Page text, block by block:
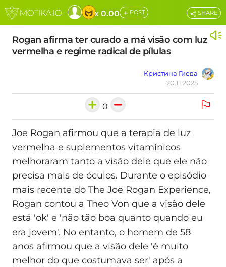
x 0.00 + POST
Rogan afirma ter curado a má visão com luz
vermelha e regime radical de pílulas
Кристина Гиева
20.11.2025
SHARE
0
Joe Rogan afirmou que a terapia de luz
vermelha e suplementos vitamínicos
melhoraram tanto a visão dele que ele não
precisa mais de óculos. Durante o episódio
mais recente do The Joe Rogan Experience,
Rogan contou a Theo Von que a visão dele
está 'ok' e 'não tão boa quanto quando eu
era jovem'. No entanto, o homem de 58
anos afirmou que a visão dele 'é muito
melhor do que costumava ser' após a